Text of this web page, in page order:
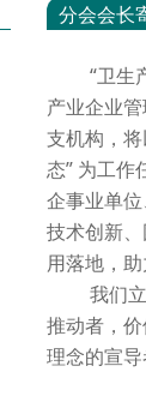
分会会长
“卫生产
产业企业
支机构，将
态” 为工作
企事业单
技术创新
用落地，
我们立
推动者，
理念的宣导